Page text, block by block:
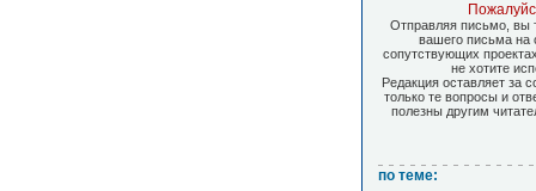
Отправляя письмо, вы
вашего письма на
сопутствующих
не хотите
Редакция оставляет за
только те вопросы и
полезны другим
по теме: